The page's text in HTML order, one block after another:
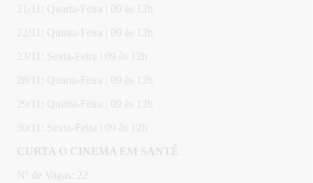
21/11: Quarta-Feira | 09 às 12h
22/11: Quinta-Feira | 09 às 12h
23/11: Sexta-Feira | 09 às 12h
28/11: Quarta-Feira | 09 às 12h
29/11: Quinta-Feira | 09 às 12h
30/11: Sexta-Feira | 09 às 12h
CURTA O CINEMA EM SANTÊ
Nº de Vagas: 22